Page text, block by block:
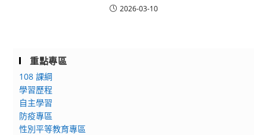
2026-03-10
重點專區
108 課綱
學習歷程
自主學習
防疫專區
性別平等教育專區